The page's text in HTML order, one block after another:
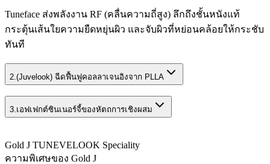
Tuneface ส่งพลังงาน RF (คลื่นความถี่สูง) ลึกถึงชั้นหนังแท้
กระตุ้นเส้นใยความยืดหยุ่นผิว และจับผิวที่หย่อนคล้อยให้กระชับ
ทันที
2. (Juvelook) ฉีดฟื้นฟูคอลลาเจนอิงจาก PLLA
3.เอฟเฟกต์ซินเนอร์จี้ของหัตถการเชิงผสม
Gold J TUNEVELOOK Speciality
ความพิเศษของ Gold J